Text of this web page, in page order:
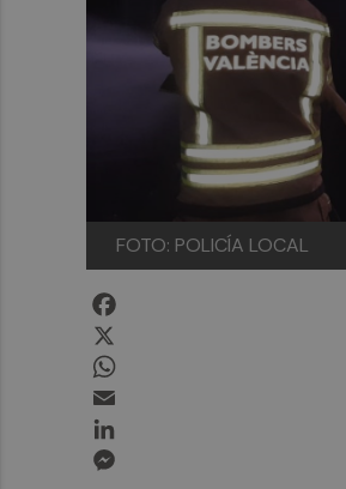
FOTO: POLICÍA LOCAL